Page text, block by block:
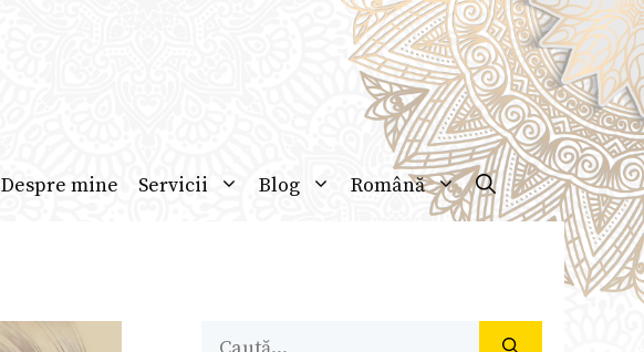
Despre mine Servicii Blog Română
Caută